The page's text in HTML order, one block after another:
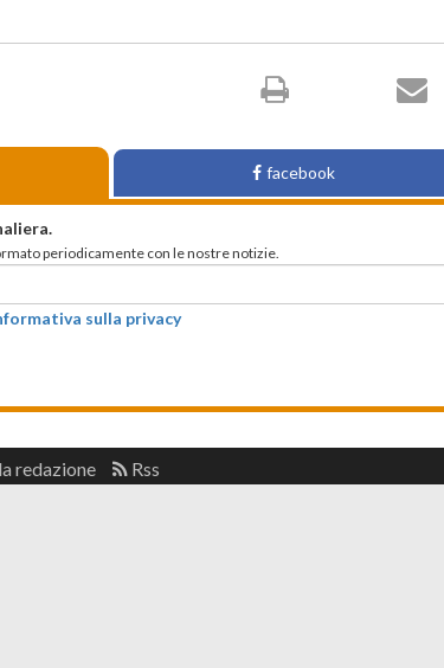
facebook
periodicamente con le nostre notizie.
sulla privacy
redazione Rss